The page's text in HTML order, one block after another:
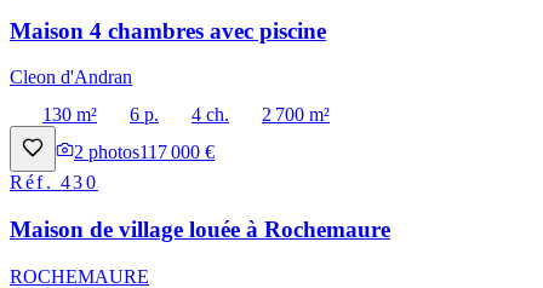
Maison 4 chambres avec piscine
Cleon d'Andran
130 m²
6 p. 4 ch.
2 700 m²
2 photos117 000 €
Réf.430
Maison de village louée à Rochemaure
ROCHEMAURE